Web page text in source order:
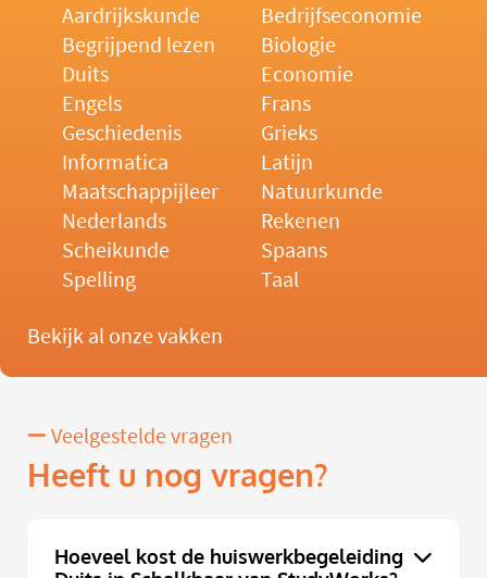
Aardrijkskunde
Bedrijfseconomie
Begrijpend lezen
Biologie
Duits
Economie
Engels
Frans
Geschiedenis
Grieks
Informatica
Latijn
Maatschappijleer
Natuurkunde
Nederlands
Rekenen
Scheikunde
Spaans
Spelling
Taal
Bekijk al onze vakken
Veelgestelde vragen
Heeft u nog vragen?
Hoeveel kost de huiswerkbegeleiding